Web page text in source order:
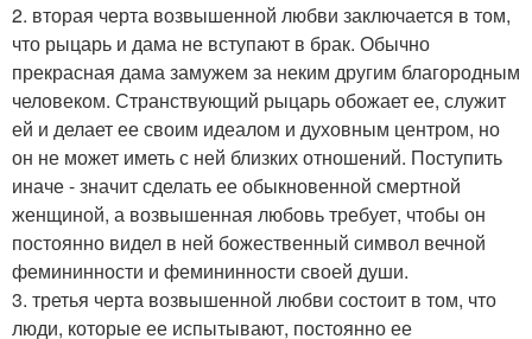
2. вторая черта возвышенной любви заключается в том,
что рыцарь и дама не вступают в брак. Обычно
прекрасная дама замужем за неким другим благородным
человеком. Странствующий рыцарь обожает ее, служит
ей и делает ее своим идеалом и духовным центром, но
он не может иметь с ней близких отношений. Поступить
иначе - значит сделать ее обыкновенной смертной
женщиной, а возвышенная любовь требует, чтобы он
постоянно видел в ней божественный символ вечной
фемининности и фемининности своей души.
3. третья черта возвышенной любви состоит в том, что
люди, которые ее испытывают, постоянно ее